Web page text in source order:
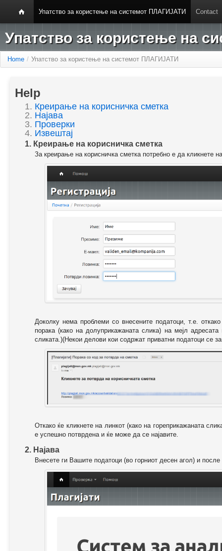
Упатство за користење на системот ПЛАГИЈАТИ Contact
Упатство за користење на
Home / Упатство за користење на системот ПЛАГИЈАТИ
Help
1. Креирање на корисничка сметка
2. Најава
3. Проверки
4. Извештај
1. Креирање на корисничка сметка
За креирање на корисничка сметка потребно е да кликнете
Доколку нема проблеми со внесените податоци, т.е.
порака (како на долуприкажаната слика) на мејл
сликата.)(Некои делови кои содржат приватни податоци се
Откако ќе кликнете на линкот (како на гореприкажаната
е успешно потврдена и ќе може да се најавите.
2. Најава
Внесете ги Вашите податоци (во горниот десен агол) и